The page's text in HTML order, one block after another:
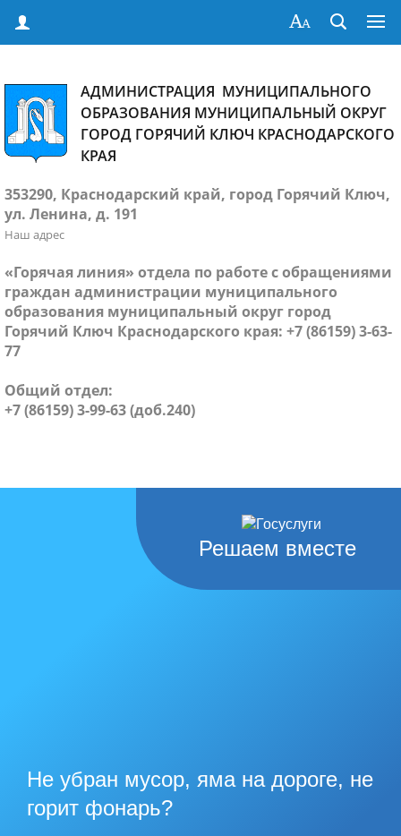
АДМИНИСТРАЦИЯ МУНИЦИПАЛЬНОГО
ОБРАЗОВАНИЯ МУНИЦИПАЛЬНЫЙ ОКРУГ
ГОРОД ГОРЯЧИЙ КЛЮЧ КРАСНОДАРСКОГО
КРАЯ
353290, Краснодарский край, город Горячий Ключ,
ул. Ленина, д. 191
Наш адрес
«Горячая линия» отдела по работе с обращениями
граждан администрации муниципального
образования муниципальный округ город
Горячий Ключ Краснодарского края: +7 (86159) 3-63-
77
Общий отдел:
+7 (86159) 3-99-63 (доб.240)
Решаем вместе
Не убран мусор, яма на дороге, не
горит фонарь?